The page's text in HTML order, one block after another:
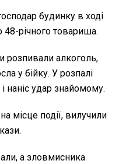
будинку в ході
річного товариша.
розпивали алкоголь,
у бійку. У розпалі
наніс удар знайомому.
місце події, вилучили
а зловмисника